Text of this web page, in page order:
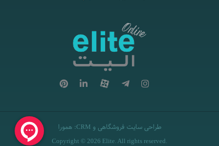
طراحی سایت فروشگاهی و CRM
: همورا
Copyright © 2026 Elite. All rights reserved.